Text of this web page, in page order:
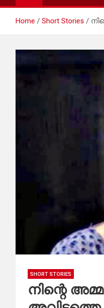
Home Short Stories
SHORT STORIES
നിന്റെ